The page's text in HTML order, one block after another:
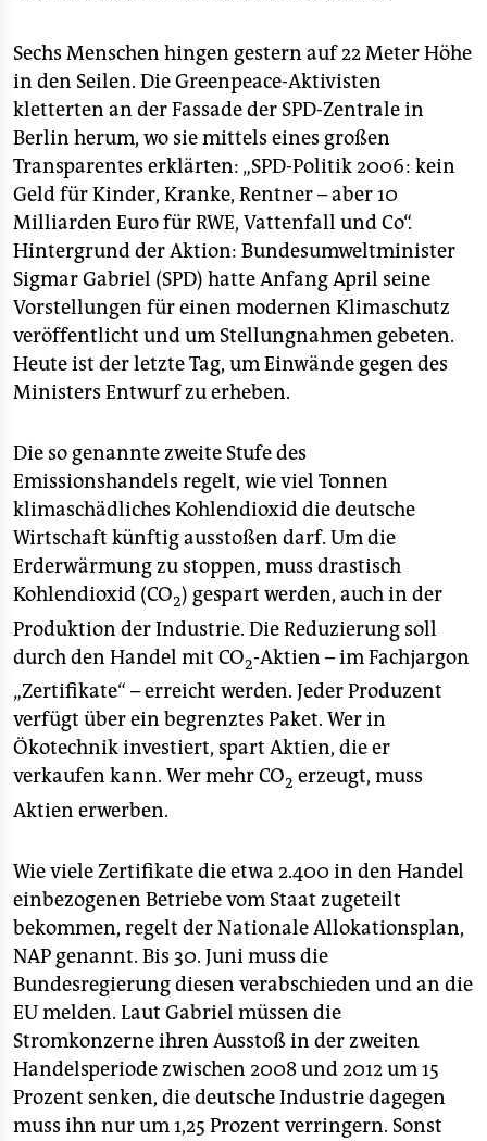
veranstaltungen
shop
fragen & hilfe
unterstützen
abo
genossenschaft
epaper login
Sechs Menschen hingen gestern auf 22 Meter Höhe
in den Seilen. Die Greenpeace-Aktivisten
kletterten an der Fassade der SPD-Zentrale in
Berlin herum, wo sie mittels eines großen
Transparentes erklärten: „SPD-Politik 2006: kein
Geld für Kinder, Kranke, Rentner – aber 10
Milliarden Euro für RWE, Vattenfall und Co“.
Hintergrund der Aktion: Bundesumweltminister
Sigmar Gabriel (SPD) hatte Anfang April seine
Vorstellungen für einen modernen Klimaschutz
veröffentlicht und um Stellungnahmen gebeten.
Heute ist der letzte Tag, um Einwände gegen des
Ministers Entwurf zu erheben.
Die so genannte zweite Stufe des
Emissionshandels regelt, wie viel Tonnen
klimaschädliches Kohlendioxid die deutsche
Wirtschaft künftig ausstoßen darf. Um die
Erderwärmung zu stoppen, muss drastisch
Kohlendioxid (CO2) gespart werden, auch in der
Produktion der Industrie. Die Reduzierung soll
durch den Handel mit CO2-Aktien – im Fachjargon
„Zertifikate“ – erreicht werden. Jeder Produzent
verfügt über ein begrenztes Paket. Wer in
Ökotechnik investiert, spart Aktien, die er
verkaufen kann. Wer mehr CO2 erzeugt, muss
Aktien erwerben.
Wie viele Zertifikate die etwa 2.400 in den Handel
einbezogenen Betriebe vom Staat zugeteilt
bekommen, regelt der Nationale Allokationsplan,
NAP genannt. Bis 30. Juni muss die
Bundesregierung diesen verabschieden und an die
EU melden. Laut Gabriel müssen die
Stromkonzerne ihren Ausstoß in der zweiten
Handelsperiode zwischen 2008 und 2012 um 15
Prozent senken, die deutsche Industrie dagegen
muss ihn nur um 1,25 Prozent verringern. Sonst